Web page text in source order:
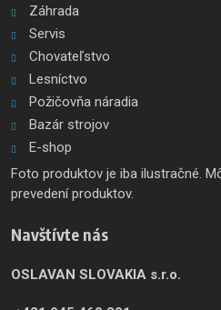
Záhrada
Servis
Chovateľstvo
Lesníctvo
Požičovňa náradia
Bazár strojov
E-shop
Foto produktov je iba ilustračné.
prevedení produktov.
Navštívte nás
OSLAVAN SLOVAKIA s.r.o.